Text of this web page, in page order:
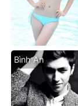
Bình An